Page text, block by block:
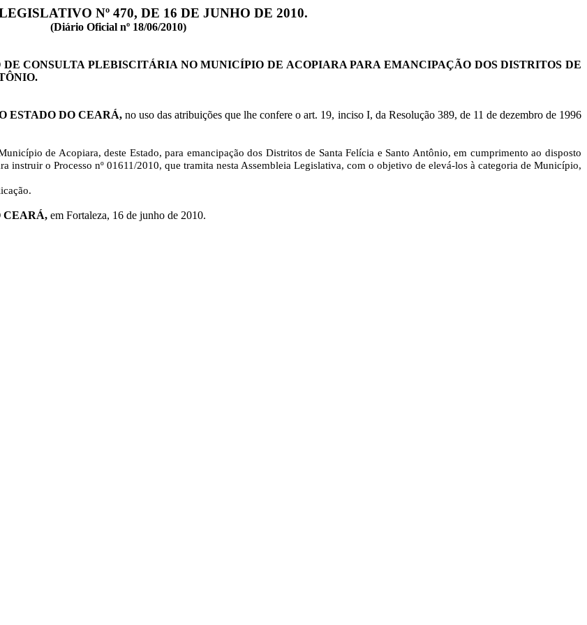
Nº 470, DE 16 DE JUNHO DE 2010.
(Diário Oficial nº18/06/2010)
CONSULTA PLEBISCITÁRIA NO MUNICÍPIO DE ACOPIARA PARA EMANCIPAÇÃO DOS DISTRITOS DE
ESTADO DO CEARÁ,no uso das atribuições que lhe confere o art. 19, inciso I, da Resolução 389, de 11 de dezembro de 1996
de Acopiara, deste Estado, para emancipação dos Distritos de SantaFelícia e Santo Antônio, em cumprimento ao disposto
instruir o Processo nº 01611/2010, que tramita nesta Assembleia Legislativa, com o objetivo de elevá-los à categoria de Município,
CEARÁ,em Fortaleza, 16 de junho de 2010.